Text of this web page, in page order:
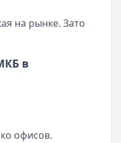
на рынке. Зато
в
офисов.